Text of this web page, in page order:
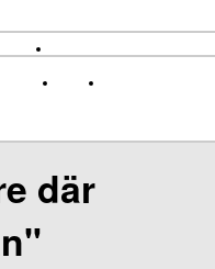
Corona Arena
där